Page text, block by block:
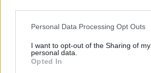
Please note that this website/app uses
not limited to your visit or usage
grant or deny consent to Google and its
use your data for below specified
Personal Data Processing Opt Outs
I want to opt-out of the Sharing of my
personal data.
Opted In
Michelle Hunziker in Gallura,
vivo: un amico vip svela come